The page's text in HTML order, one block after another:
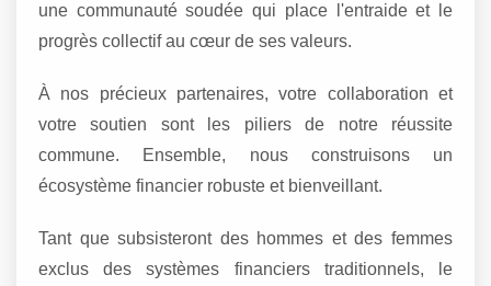
une communauté soudée qui place l'entraide et le
progrès collectif au cœur de ses valeurs.
À nos précieux partenaires, votre collaboration et
votre soutien sont les piliers de notre réussite
commune. Ensemble, nous construisons un
écosystème financier robuste et bienveillant.
Tant que subsisteront des hommes et des femmes
exclus des systèmes financiers traditionnels, le